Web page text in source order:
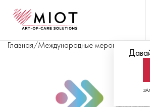
Главная/Международные мероприятия